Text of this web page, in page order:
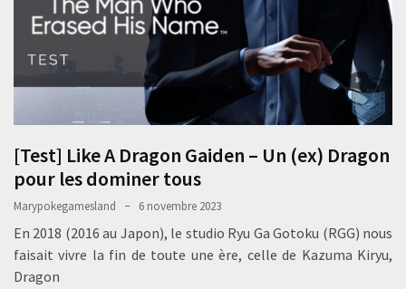
[Test] Like A Dragon Gaiden – Un (ex) Dragon
pour les dominer tous
Marypokegamesland 6 novembre 2023
En 2018 (2016 au Japon), le studio Ryu Ga Gotoku (RGG) nous
faisait vivre la fin de toute une ère, celle de Kazuma Kiryu,
Dragon